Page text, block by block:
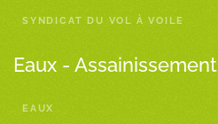
SYNDICAT DU VOL À VOILE
Eaux - Assainissement
EAUX